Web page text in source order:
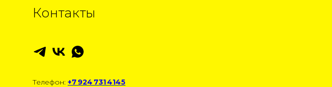
Контакты
Телефон: +7 924 731 4145